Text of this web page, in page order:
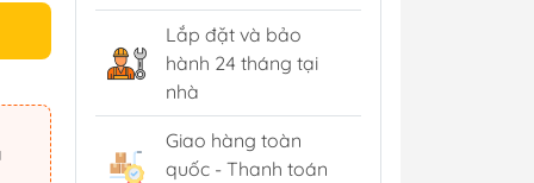
Lắp đặt và bảo
hành 24 tháng tại
nhà
Giao hàng toàn
quốc - Thanh toán